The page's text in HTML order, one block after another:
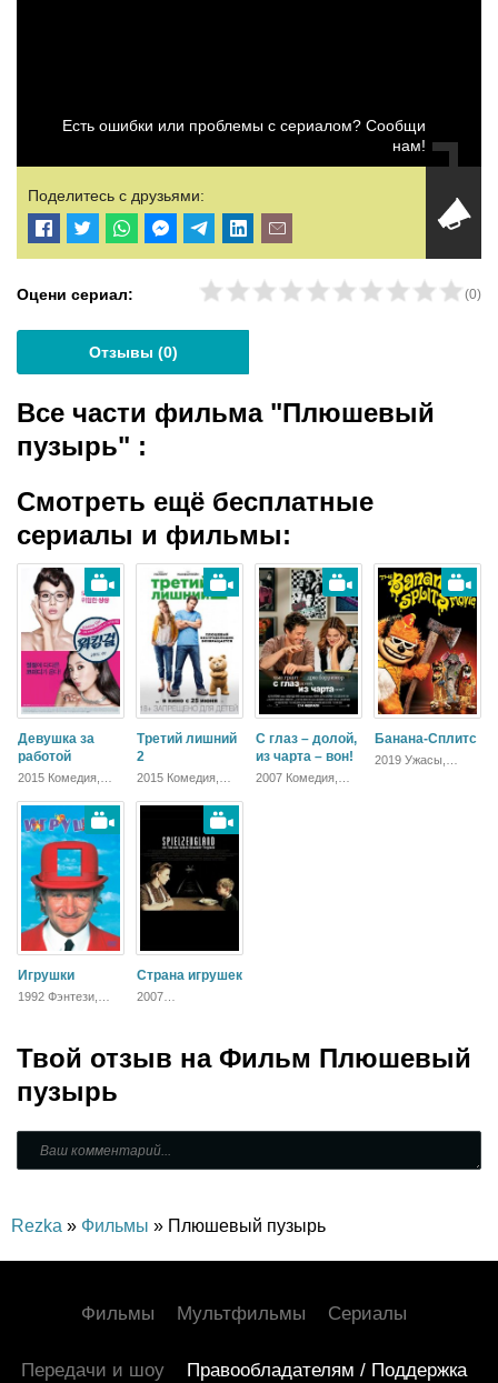
Есть ошибки или проблемы с сериалом? Сообщи
нам!
Поделитесь с друзьями:
Оцени сериал: (0)
Отзывы (0)
Все части фильма "Плюшевый
пузырь" :
Смотреть ещё бесплатные
сериалы и фильмы:
Девушка за
работой
2015 Комедия,
Третий лишний
2
2015 Комедия,
С глаз – долой,
из чарта – вон!
2007 Комедия,
Банана-Сплитс
2019 Ужасы,
Игрушки
1992 Фэнтези,
Страна игрушек
2007
Твой отзыв на Фильм Плюшевый
пузырь
Rezka » Фильмы » Плюшевый пузырь
Фильмы Мультфильмы Сериалы
Передачи и шоу Правообладателям / Поддержка